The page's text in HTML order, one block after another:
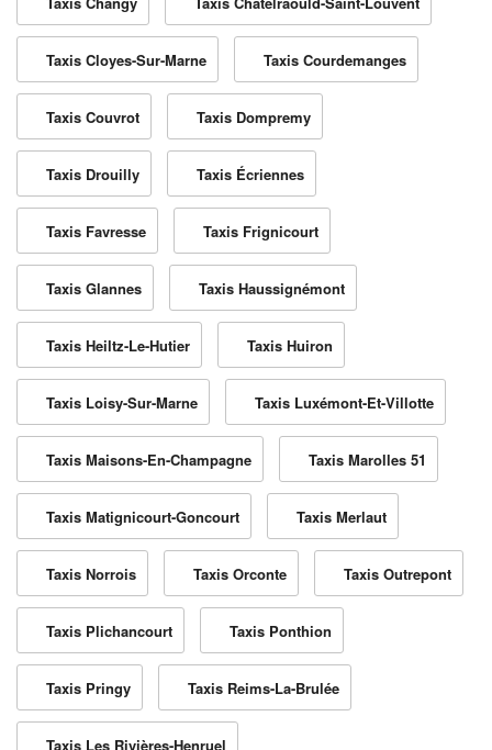
Taxis Cloyes-Sur-Marne Taxis Courdemanges
Taxis Couvrot Taxis Dompremy
Taxis Drouilly Taxis Écriennes
Taxis Favresse Taxis Frignicourt
Taxis Glannes Taxis Haussignémont
Taxis Heiltz-Le-Hutier Taxis Huiron
Taxis Loisy-Sur-Marne Taxis Luxémont-Et-Villotte
Taxis Maisons-En-Champagne Taxis Marolles 51
Taxis Matignicourt-Goncourt Taxis Merlaut
Taxis Norrois Taxis Orconte Taxis Outrepont
Taxis Plichancourt Taxis Ponthion
Taxis Pringy Taxis Reims-La-Brulée
Taxis Les Rivières-Henruel